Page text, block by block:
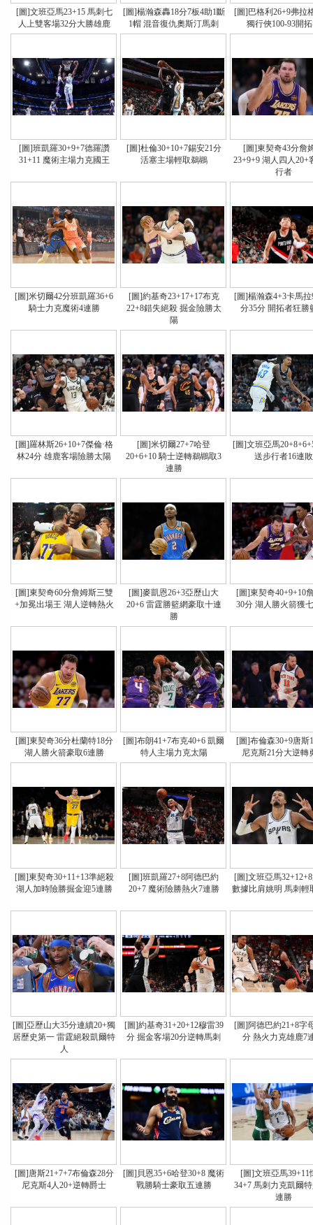
[圖]文班亞馬23+15 馬刺七
人上雙客場32分大勝雄鹿
[圖]楊瀚森轟18分7板4助1斷
1帽 混音復仇奧斯汀馬刺
[圖]巴格利26+9弗拉
獨行俠100-93開
[圖]班凱羅30+9+7德羅讚
31+11 魔術主場力克國王
[圖]杜倫30+10+7錫安21分
活塞主場輕取鵜鶘
[圖]東契奇43分詹
23+9+9 湖人四人20+
行者
[圖]米切爾42分班凱羅36+6
騎士力克魔術4連勝
[圖]約基奇23+17+17布克
22+8錯失絕殺 掘金險勝太
陽
[圖]楊瀚森4+3卡馬
分35分 開拓者狂勝
[圖]羅林斯26+10+7傑倫·格
林24分 雄鹿客場險勝太陽
[圖]米切爾27+7哈登
20+6+10 騎士逆轉鵜鶘取3
連勝
[圖]文班亞馬
送步行者16連敗
[圖]東契奇60分詹姆斯三雙
+加冕出場王 湖人逆轉熱火
[圖]麥凱恩26+3亞歷山大
20+6 雷霆勝籃網豪取十連
勝
[圖]東契奇40+9+10
30分 湖人勝火箭獲
[圖]東契奇36分杜蘭特18分
湖人勝火箭豪取6連勝
[圖]布朗41+7布克40+6 凱爾
特人主場力克太陽
[圖]布倫森30+9唐斯
尼克斯21分大逆轉
[圖]東契奇30+11+13準絕殺
湖人加時險勝掘金迎5連勝
[圖]班凱羅27+8阿德巴約
20+7 魔術險勝熱火7連勝
[圖]文班亞馬
數據比肩姚明 馬刺輕
[圖]亞歷山大35分連續20+獨
居歷史第一 雷霆絕殺凱爾特
人
[圖]約基奇31+20+12穆雷39
分 掘金客場20分逆轉馬刺
[圖]阿德巴約21+8字
分 熱火力克雄鹿7
[圖]唐斯21+7+7布倫森28分
尼克斯4人20+逆轉爵士
[圖]貝恩35+6哈登30+8 魔術
戰勝騎士豪取五連勝
[圖]文班亞馬39+11
34+7 馬刺力克凱爾
連勝